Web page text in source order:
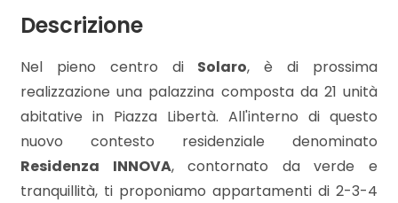
Descrizione
Nel pieno centro di Solaro, è di prossima
realizzazione una palazzina composta da 21 unità
abitative in Piazza Libertà. All'interno di questo
nuovo contesto residenziale denominato
Residenza INNOVA, contornato da verde e
tranquillità, ti proponiamo appartamenti di 2-3-4
Totale
mq